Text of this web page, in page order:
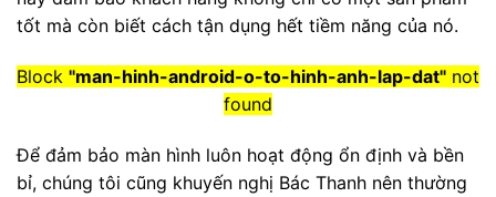
tốt mà còn biết cách tận dụng hết tiềm năng của nó.
Block "man-hinh-android-o-to-hinh-anh-lap-dat" not
found
Để đảm bảo màn hình luôn hoạt động ổn định và bền
bỉ, chúng tôi cũng khuyến nghị Bác Thanh nên thường